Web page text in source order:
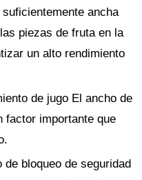
ancha
piezas de fruta en la
un alto rendimiento
de jugo El ancho de
factor importante que
bloqueo de seguridad